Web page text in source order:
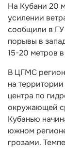
На Кубани 20
усилении
сообщили в
порывы в
15-20 метров
В ЦГМС
на
центра по
окружающей
Кубанью
южном
грозами.